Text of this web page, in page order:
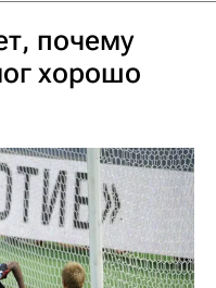
почему
хорошо